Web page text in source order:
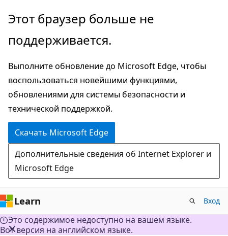
Пропустить
перейти
основному
содержимому
Этот браузер больше не
поддерживается.
Выполните обновление до Microsoft Edge, чтобы
воспользоваться новейшими функциями,
обновлениями для системы безопасности и
технической поддержкой.
Скачать Microsoft Edge
Дополнительные сведения об Internet Explorer и
Microsoft Edge
Learn Вход
Это содержимое недоступно на вашем языке.
Вот версия на английском языке.